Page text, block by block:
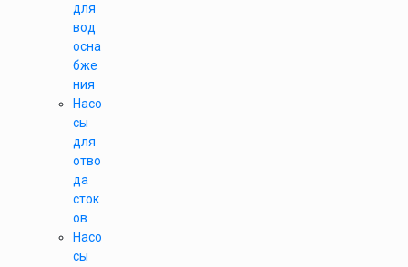
для
вод
осна
бже
ния
Насо
сы
для
отво
да
сток
ов
Насо
сы